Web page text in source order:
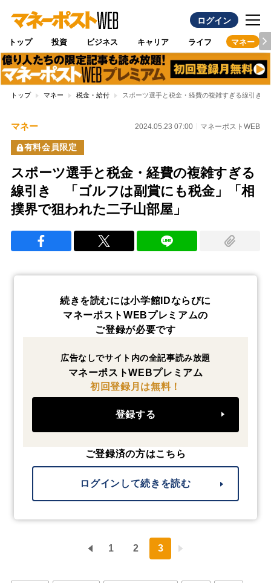
ログイン
トップ 投資 ビジネス キャリア ライフ マネー
トップ マネー 税金・給付 スポーツ選手と税金・経費の複雑すぎる線引き
マネー 2024.05.23 07:00 マネーポストWEB
有料会員限定
スポーツ選手と税金・経費の複雑すぎる
線引き 「ゴルフは副賞にも税金」「相
撲界で狙われた二子山部屋」
続きを読むには小学館IDならびに
マネーポストWEBプレミアムの
ご登録が必要です
広告なしでサイト内の全記事読み放題
マネーポストWEBプレミアム
初回登録月は無料！
登録する
ご登録済の方はこちら
ログインして続きを読む
1 2 3